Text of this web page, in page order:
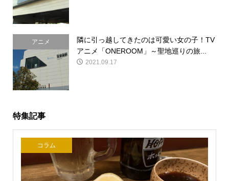
アニメ
隣に引っ越してきたのは可愛い女の子！TV
アニメ「ONEROOM」～聖地巡りの旅...
2021.09.17
特集記事
コラム